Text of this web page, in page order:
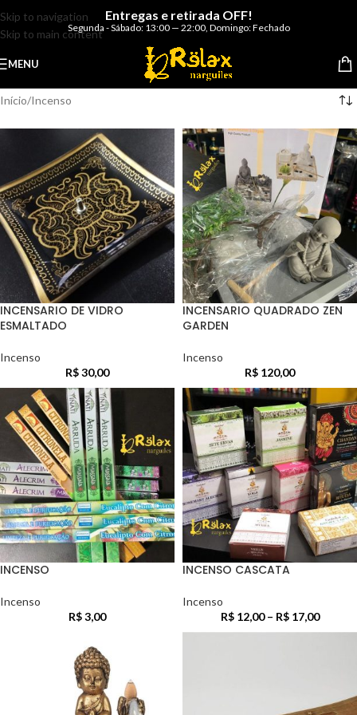
Skip to navigation
Skip to main content
Entregas e retirada OFF!
Segunda - Sábado: 13:00 — 22:00, Domingo: Fechado
MENU
Início Incenso
INCENSARIO DE VIDRO
ESMALTADO
Incenso
R$30,00
INCENSARIO QUADRADO ZEN
GARDEN
Incenso
R$ 120,00
INCENSO
Incenso
R$3,00
INCENSO CASCATA
Incenso
R$12,00 – R$17,00